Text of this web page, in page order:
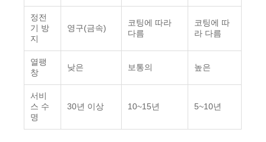
정전
기 방
지
영구(금속)
코팅에 따라
다름
코팅에 따
라 다름
열팽
창
낮은 보통의 높은
서비
스 수
명
30년 이상 10~15년 5~10년